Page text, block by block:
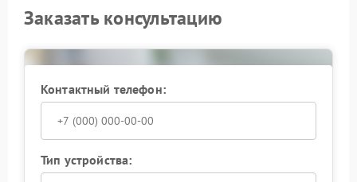
Заказать консультацию
Контактный телефон:
Тип устройства: